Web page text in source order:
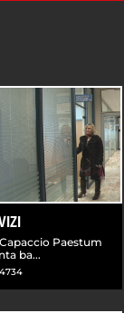
Paestum
ba...
4734